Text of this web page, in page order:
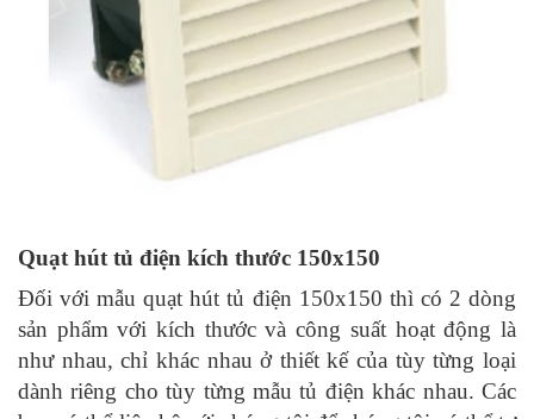
Quạt hút tủ điện kích thước 150x150
Đối với mẫu quạt hút tủ điện 150x150 thì có 2 dòng
sản phẩm với kích thước và công suất hoạt động là
như nhau, chỉ khác nhau ở thiết kế của tùy từng loại
dành riêng cho tùy từng mẫu tủ điện khác nhau. Các